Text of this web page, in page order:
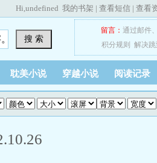
Hi,undefined 我的书架 | 查看短信 | 查看
搜 索
留言： 通过邮件、
积分规则
解决
耽美小说 穿越小说 阅读记录